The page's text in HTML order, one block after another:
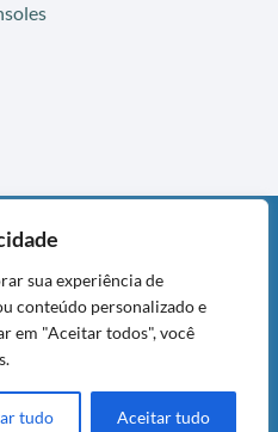
sua experiência de
conteúdo personalizado e
em "Aceitar todos", você
tudo Aceitar tudo
da Amazon. Como
por compras qualificadas,
Todos os Direitos Reservados.